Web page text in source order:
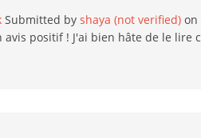
Submitted by shaya (not verified) on
avis positif ! J'ai bien hâte de le lire